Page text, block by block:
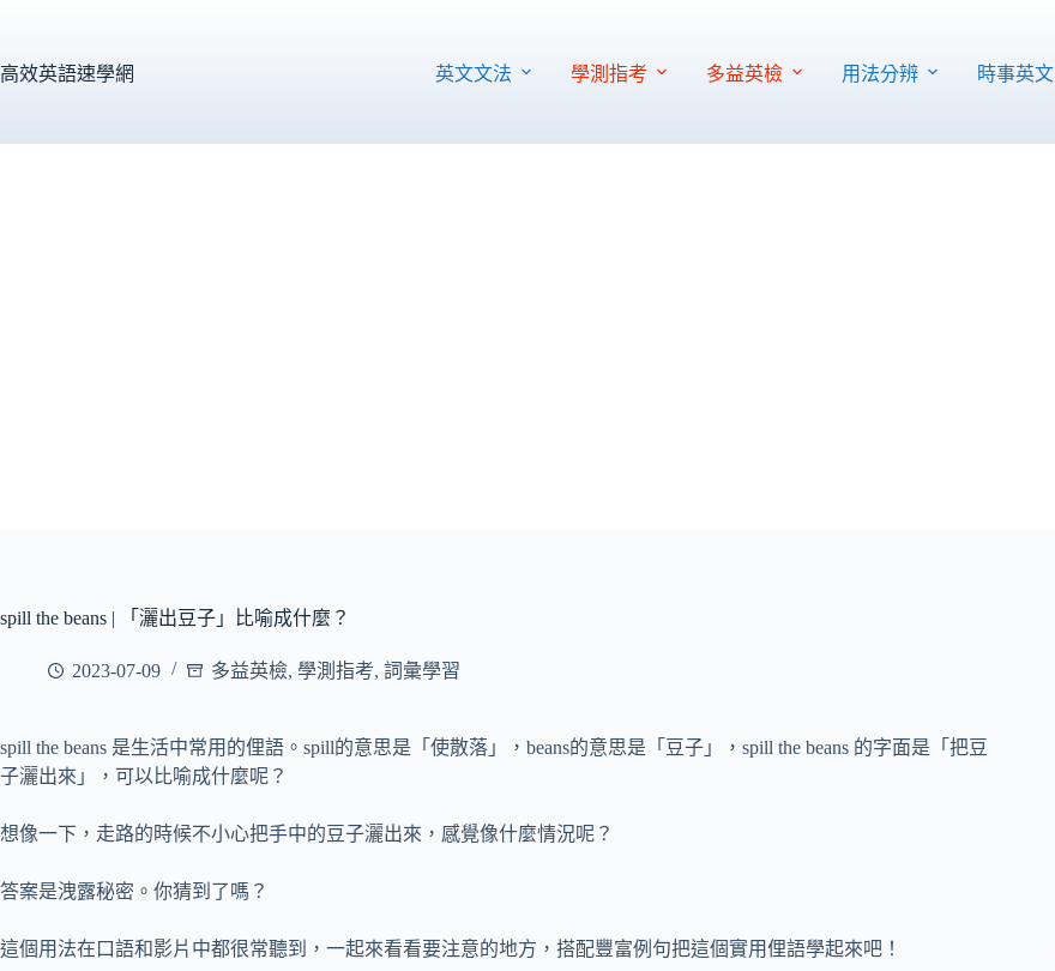
主
高效英語速學網 英文文法 學測指考 多益英檢 用法分辨 時事英文
spill the beans | 「灑出豆子」比喻成什麼？
2023-07-09 多益英檢, 學測指考, 詞彙學習
spill the beans 是生活中常用的俚語。spill的意思是「使散落」，beans的意思是「豆子」，spill the beans 的字面是「把豆
子灑出來」，可以比喻成什麼呢？
想像一下，走路的時候不小心把手中的豆子灑出來，感覺像什麼情況呢？
答案是洩露秘密。你猜到了嗎？
這個用法在口語和影片中都很常聽到，一起來看看要注意的地方，搭配豐富例句把這個實用俚語學起來吧！